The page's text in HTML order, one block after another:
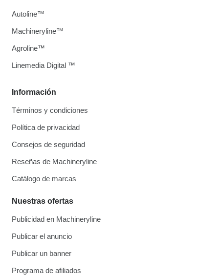
Información
Términos y condiciones
Política de privacidad
Consejos de seguridad
Reseñas de Machineryline
Catálogo de marcas
Nuestras ofertas
Publicidad en Machineryline
Publicar el anuncio
Publicar un banner
Programa de afiliados
Autoline™
Machineryline™
Agroline™
Linemedia Digital ™